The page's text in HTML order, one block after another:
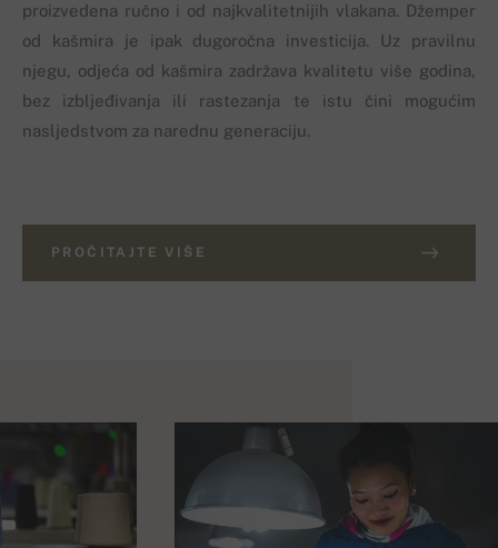
proizvedena ručno i od najkvalitetnijih vlakana. Džemper
od kašmira je ipak dugoročna investicija. Uz pravilnu
njegu, odjeća od kašmira zadržava kvalitetu više godina,
bez izbljeđivanja ili rastezanja te istu čini mogućim
nasljedstvom za narednu generaciju.
PROČITAJTE VIŠE